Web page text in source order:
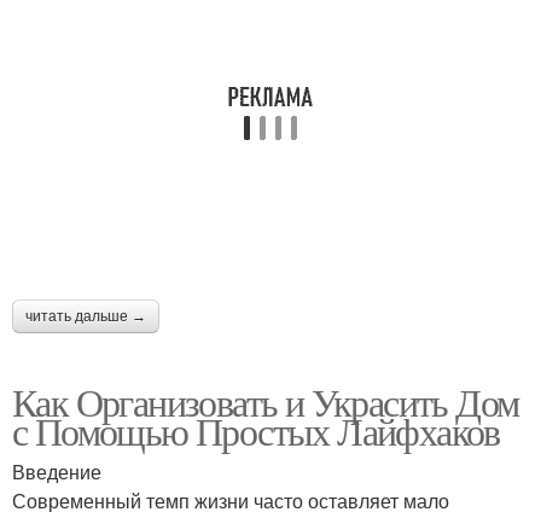
читать дальше →
Как Организовать и Украсить Дом
с Помощью Простых Лайфхаков
Введение
Современный темп жизни часто оставляет мало